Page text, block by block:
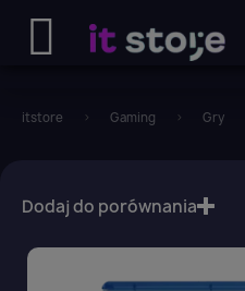
itstore Gaming Gry
Dodaj do porównania